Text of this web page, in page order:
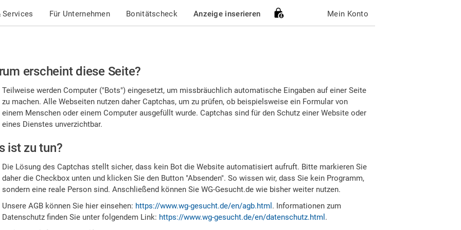
Services Für Unternehmen Bonitätscheck Anzeige inserieren Mein Konto
erscheint diese Seite?
Teilweise werden Computer ("Bots") eingesetzt, um missbräuchlich automatische Eingaben auf einer Seite
zu machen. Alle Webseiten nutzen daher Captchas, um zu prüfen, ob beispielsweise ein Formular von
einem Menschen oder einem Computer ausgefüllt wurde. Captchas sind für den Schutz einer Website oder
eines Dienstes unverzichtbar.
ist zu tun?
Die Lösung des Captchas stellt sicher, dass kein Bot die Website automatisiert aufruft. Bitte markieren Sie
daher die Checkbox unten und klicken Sie den Button "Absenden". So wissen wir, dass Sie kein Programm,
sondern eine reale Person sind. Anschließend können Sie WG-Gesucht.de wie bisher weiter nutzen.
Unsere AGB können Sie hier einsehen: https://www.wg-gesucht.de/en/agb.html . Informationen zum
Datenschutz finden Sie unter folgendem Link: https://www.wg-gesucht.de/en/datenschutz.html .